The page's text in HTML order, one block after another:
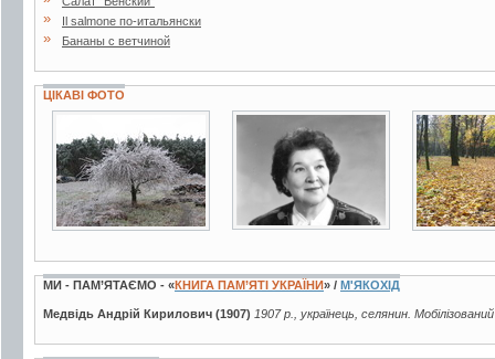
» Il salmone по-итальянски
» Бананы с ветчиной
ЦІКАВІ ФОТО
9 фото
МИ - ПАМ’ЯТАЄМО - «КНИГА ПАМ’ЯТІ УКРАЇНИ» / М'ЯКОХІД
Медвідь Андрій Кирилович (1907) 1907 р., українець, селянин.